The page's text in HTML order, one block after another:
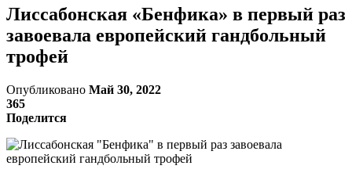
Лиссабонская «Бенфика» в первый раз
завоевала европейский гандбольный
трофей
Опубликовано Май 30, 2022
365
Поделится